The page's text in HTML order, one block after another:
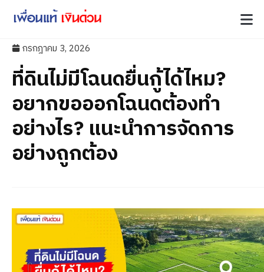
กรกฎาคม 3, 2026
ที่ดินไม่มีโฉนดยื่นกู้ได้ไหม?
อยากขอออกโฉนดต้องทำ
อย่างไร? แนะนำการจัดการ
อย่างถูกต้อง